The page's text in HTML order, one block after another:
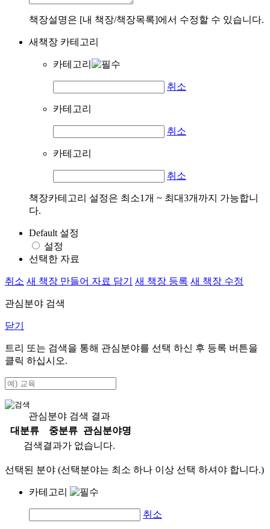
책장설명은 [내 책장/책장목록]에서 수정할 수 있습니다.
새책장 카테고리
카테고리
취소
카테고리
취소
카테고리
취소
책장카테고리 설정은 최소1개 ~ 최대3개까지 가능합니
다.
Default 설정
설정
선택한 자료
취소 새 책장 만들어 자료 담기 새 책장 등록 새 책장 수정
관심분야 검색
닫기
트리 또는 검색을 통해 관심분야를 선택 하신 후 등록 버튼을
클릭 하십시오.
관심분야 검색 결과
대분류
중분류
관심분야명
검색결과가 없습니다.
선택된 분야 (선택분야는 최소 하나 이상 선택 하셔야 합니다.)
카테고리
취소